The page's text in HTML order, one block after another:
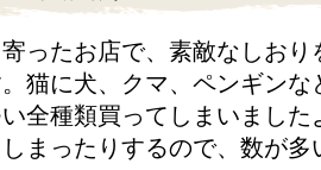
痛
に
効
果
あ
り？
ったお店で、素敵なしお
猫に犬、クマ、ペンギン
全種類買ってしまいまし
まったりするので、数が